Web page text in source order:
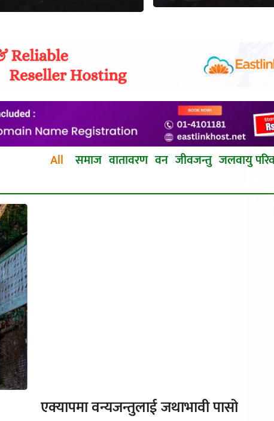
All समाज वातावरण वन जीवजन्तु जलवायु
एक्यापमा वन्यजन्तुलाई जथाभावी पासो